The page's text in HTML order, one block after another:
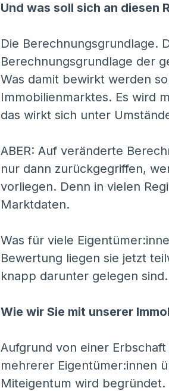
Und was soll sich an diesen
Die Berechnungsgrundlage.
Berechnungsgrundlage der
Was damit bewirkt werden
Immobilienmarktes. Es wird
das wirkt sich unter
ABER: Auf veränderte
nur dann zurückgegriffen,
vorliegen. Denn in vielen
Marktdaten.
Was für viele
Bewertung liegen sie jetzt
knapp darunter gelegen sind.
Wie wir Sie mit unserer
Aufgrund von einer
mehrerer Eigentümer:innen
Miteigentum wird begründet.